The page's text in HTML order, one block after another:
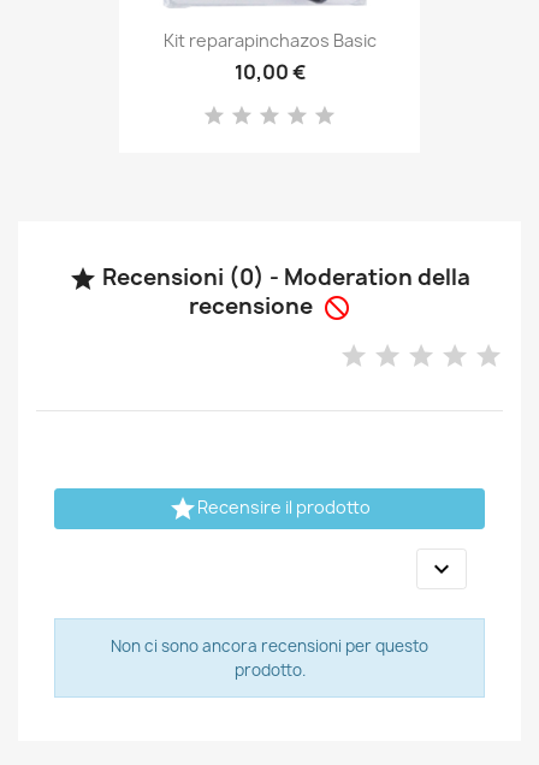
Kit reparapinchazos Basic
10,00 €
 Recensioni (0) - Moderation della
recensione 
Recensire il prodotto

Non ci sono ancora recensioni per questo
prodotto.